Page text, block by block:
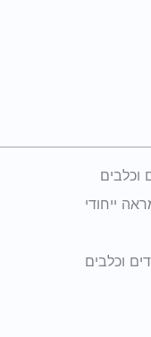
וכלבים
ייחודי
וכלבים